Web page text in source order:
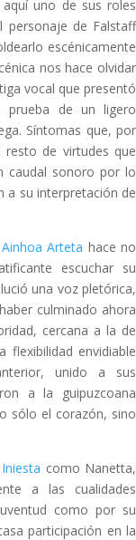
uno de sus roles
personaje de Falstaff
escénicamente
nos hace olvidar
vocal que presentó
prueba de un ligero
Síntomas que, por
de virtudes que
caudal sonoro por lo
a su interpretación de
Ainhoa Arteta hace no
escuchar su
una voz pletórica,
culminado ahora
cercana a la de
envidiable
unido a sus
a la guipuzcoana
sólo el corazón, sino
como Nanetta,
a las cualidades
como por su
participación en la